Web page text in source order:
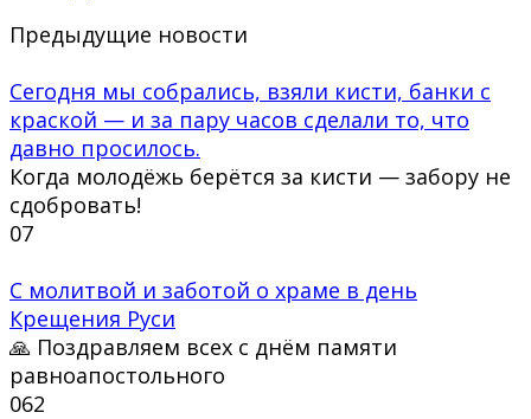
Предыдущие новости
Сегодня мы собрались, взяли кисти, банки с
краской — и за пару часов сделали то, что
давно просилось.
Когда молодёжь берётся за кисти — забору не
сдобровать!
07
С молитвой и заботой о храме в день
Крещения Руси
🙏 Поздравляем всех с днём памяти
равноапостольного
062